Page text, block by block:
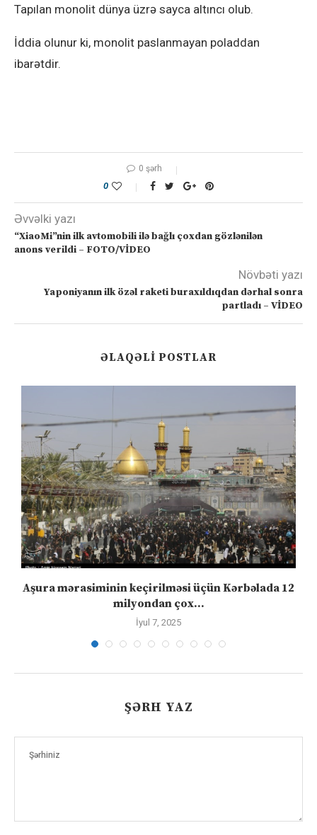
Tapılan monolit dünya üzrə sayca altıncı olub.
İddia olunur ki, monolit paslanmayan poladdan
ibarətdir.
0 şərh
0
Əvvəlki yazı
“XiaoMi”nin ilk avtomobili ilə bağlı çoxdan gözlənilən
anons verildi – FOTO/VİDEO
Növbəti yazı
Yaponiyanın ilk özəl raketi buraxıldıqdan dərhal sonra
partladı – VİDEO
ƏLAQƏLI POSTLAR
Aşura mərasiminin keçirilməsi üçün Kərbəlada 12
milyondan çox...
İyul 7, 2025
ŞƏRH YAZ